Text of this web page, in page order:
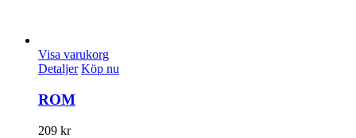
Visa varukorg
Detaljer Köp nu
ROM
209 kr